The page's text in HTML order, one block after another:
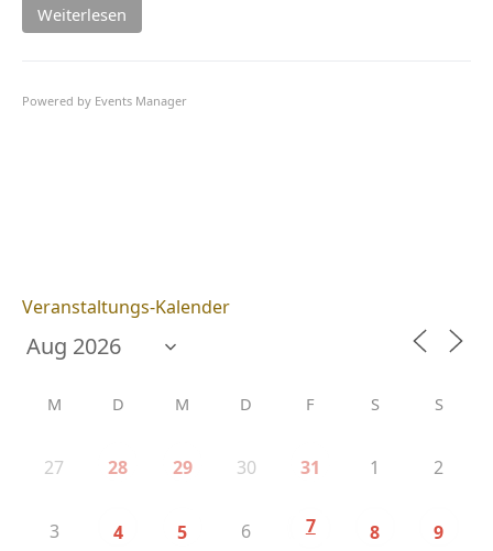
Weiterlesen
Powered by Events Manager
Veranstaltungs-Kalender
M D M D F S S
27 28 29 30 31 1 2
3 4 5 6 7 8 9